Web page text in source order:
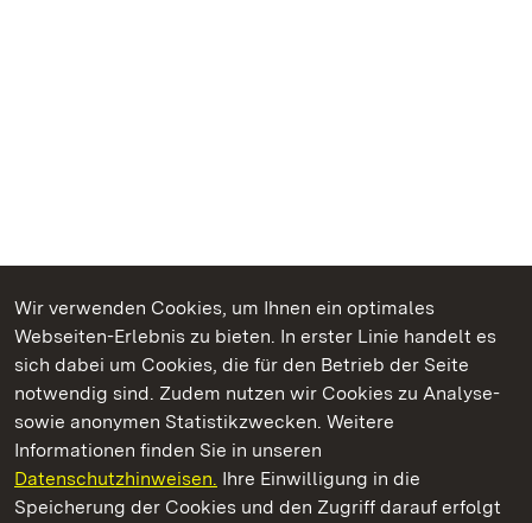
Wir verwenden Cookies, um Ihnen ein optimales
Webseiten-Erlebnis zu bieten. In erster Linie handelt es
sich dabei um Cookies, die für den Betrieb der Seite
notwendig sind. Zudem nutzen wir Cookies zu Analyse-
sowie anonymen Statistikzwecken. Weitere
Informationen finden Sie in unseren
Datenschutzhinweisen. Ihre Einwilligung in die
Speicherung der Cookies und den Zugriff darauf erfolgt
Kommen. Staunen. Genießen.
Kloster Maulbronn